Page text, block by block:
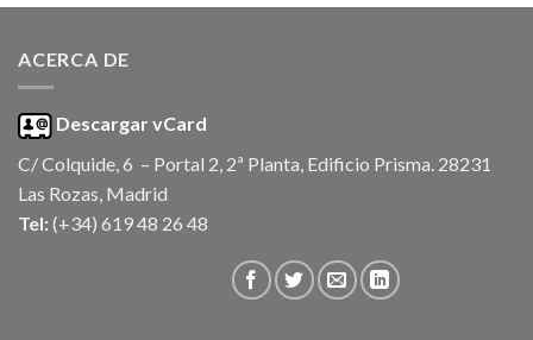
ACERCA DE
Descargar vCard
C/ Colquide, 6 – Portal 2, 2ª Planta, Edificio Prisma. 28231
Las Rozas, Madrid
Tel: (+34) 619 48 26 48